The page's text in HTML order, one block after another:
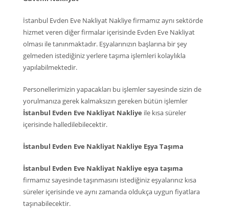
İstanbul Evden Eve Nakliyat Nakliye firmamız aynı sektörde
hizmet veren diğer firmalar içerisinde Evden Eve Nakliyat
olması ile tanınmaktadır. Eşyalarınızın başlarına bir şey
gelmeden istediğiniz yerlere taşıma işlemleri kolaylıkla
yapılabilmektedir.
Personellerimizin yapacakları bu işlemler sayesinde sizin de
yorulmanıza gerek kalmaksızın gereken bütün işlemler
İstanbul Evden Eve Nakliyat Nakliye ile kısa süreler
içerisinde halledilebilecektir.
İstanbul Evden Eve Nakliyat Nakliye Eşya Taşıma
İstanbul Evden Eve Nakliyat Nakliye eşya taşıma
firmamız sayesinde taşınmasını istediğiniz eşyalarınız kısa
süreler içerisinde ve aynı zamanda oldukça uygun fiyatlara
taşınabilecektir.